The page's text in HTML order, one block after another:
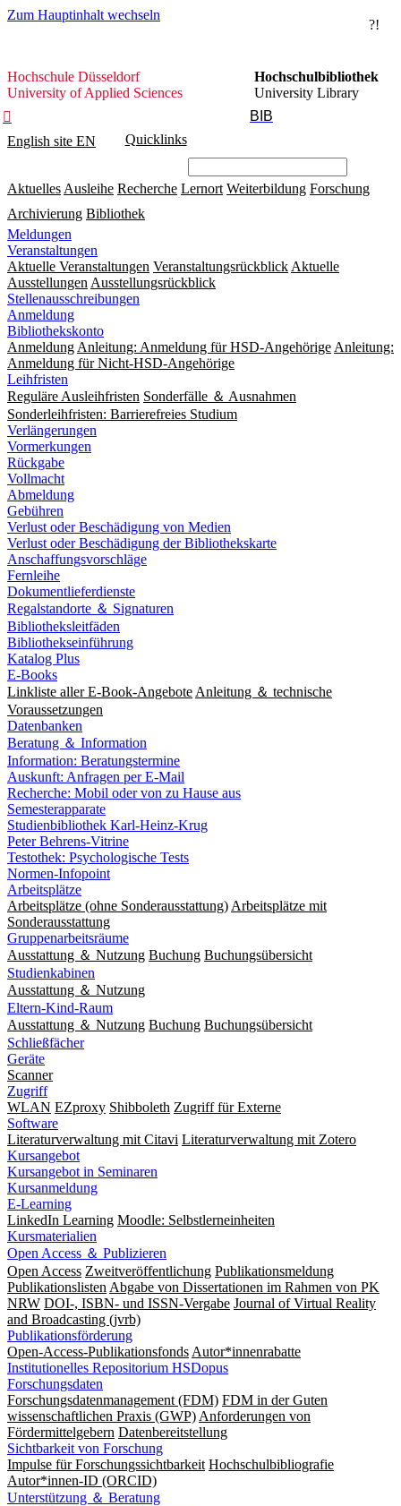
Zum Hauptinhalt wechseln
?!
Hochschule
Düsseldorf
Hochschule Düsseldorf
University of Applied Sciences
Hochschulbibliothek
University Library

BIB
English site EN Quicklinks
Aktuelles Ausleihe Recherche Lernort Weiterbildung Forschung
Archivierung Bibliothek
Meldungen
Veranstaltungen
Aktuelle Veranstaltungen Veranstaltungsrückblick Aktuelle
Ausstellungen Ausstellungsrückblick
Stellenausschreibungen
Anmeldung
Bibliothekskonto
Anmeldung Anleitung: Anmeldung für HSD-Angehörige Anleitung:
Anmeldung für Nicht-HSD-Angehörige
Leihfristen
Reguläre Ausleihfristen Sonderfälle ＆ Ausnahmen
Sonderleihfristen: Barrierefreies Studium
Verlängerungen
Vormerkungen
Rückgabe
Vollmacht
Abmeldung
Gebühren
Verlust oder Beschädigung von Medien
Verlust oder Beschädigung der Bibliothekskarte
Anschaffungsvorschläge
Fernleihe
Dokumentlieferdienste
Regalstandorte ＆ Signaturen
Bibliotheksleitfäden
Bibliothekseinführung
Katalog Plus
E-Books
Linkliste aller E-Book-Angebote Anleitung ＆ technische
Voraussetzungen
Datenbanken
Beratung ＆ Information
Information: Beratungstermine
Auskunft: Anfragen per E-Mail
Recherche: Mobil oder von zu Hause aus
Semesterapparate
Studienbibliothek Karl-Heinz-Krug
Peter Behrens-Vitrine
Testothek: Psychologische Tests
Normen-Infopoint
Arbeitsplätze
Arbeitsplätze (ohne Sonderausstattung) Arbeitsplätze mit
Sonderausstattung
Gruppenarbeitsräume
Ausstattung ＆ Nutzung Buchung Buchungsübersicht
Studienkabinen
Ausstattung ＆ Nutzung
Eltern-Kind-Raum
Ausstattung ＆ Nutzung Buchung Buchungsübersicht
Schließfächer
Geräte
Scanner
Zugriff
WLAN EZproxy Shibboleth Zugriff für Externe
Software
Literaturverwaltung mit Citavi Literaturverwaltung mit Zotero
Kursangebot
Kursangebot in Seminaren
Kursanmeldung
E-Learning
LinkedIn Learning Moodle: Selbstlerneinheiten
Kursmaterialien
Open Access ＆ Publizieren
Open Access Zweitveröffentlichung Publikationsmeldung
Publikationslisten Abgabe von Dissertationen im Rahmen von PK
NRW DOI-, ISBN- und ISSN-Vergabe Journal of Virtual Reality
and Broadcasting (jvrb)
Publikationsförderung
Open-Access-Publikationsfonds Autor*innenrabatte
Institutionelles Repositorium HSDopus
Forschungsdaten
Forschungsdatenmanagement (FDM) FDM in der Guten
wissenschaftlichen Praxis (GWP) Anforderungen von
Fördermittelgebern Datenbereitstellung
Sichtbarkeit von Forschung
Impulse für Forschungssichtbarkeit Hochschulbibliografie
Autor*innen-ID (ORCID)
Unterstützung ＆ Beratung